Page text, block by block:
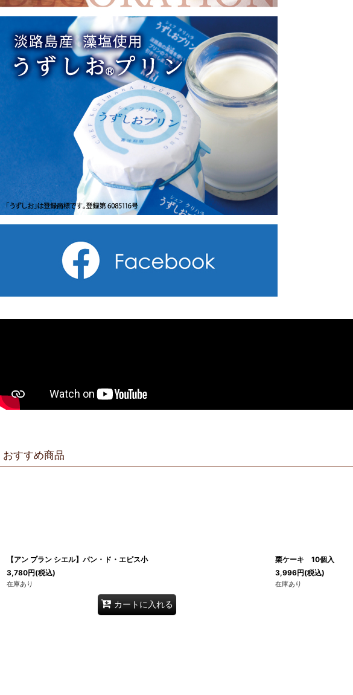
おすすめ商品
【アン プラン シエル】パン・ド・エピス小
3,780円(税込)
在庫あり
カートに入れる
栗ケーキ 10個入
3,996円(税込)
在庫あり